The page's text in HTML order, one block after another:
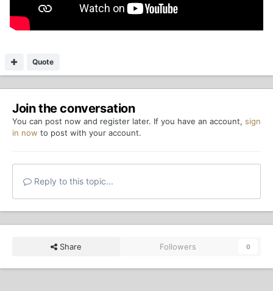
Quote
Join the conversation
You can post now and register later. If you have an account, sign
in now to post with your account.
Reply to this topic...
Share Followers 0